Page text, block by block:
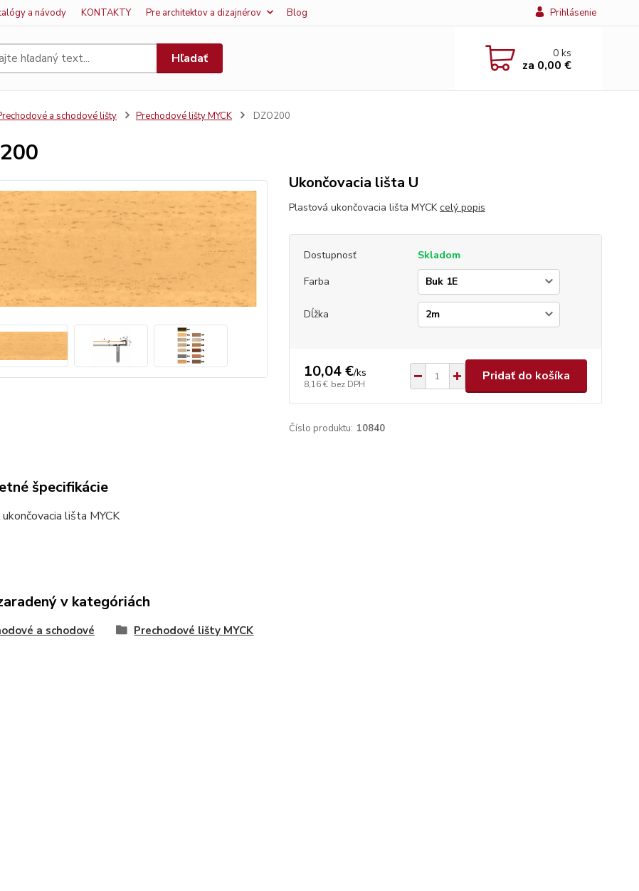
a návody KONTAKTY Pre architektov a dizajnérov Blog Prihlásenie
Hľadať 0ks
za 0,00 €
a schodové lišty Prechodové lišty MYCK DZO200
Ukončovacia lišta U
Plastová ukončovacia lišta MYCKcelý popis
Dostupnosť
Skladom
Farba
Dĺžka
10,04 €/ks
8,16 € bez DPH
Pridať do košíka
Číslo produktu: 10840
špecifikácie
lišta MYCK
v kategóriách
a schodové
Prechodové lišty MYCK